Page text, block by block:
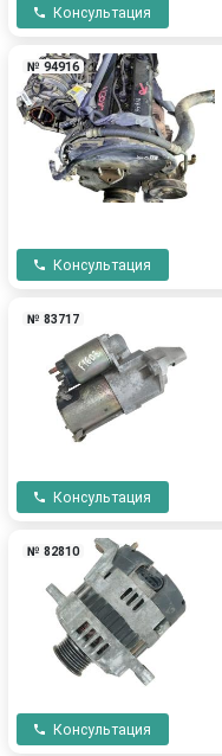
Консультация
№ 94916
Консультация
№ 83717
Консультация
№ 82810
Консультация